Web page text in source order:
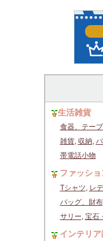
生活雑貨
食器、テー
雑貨, 収納,
帯電話小物
ファッシ
Tシャツ, レ
バッグ、財布
サリー, 宝石
インテリア